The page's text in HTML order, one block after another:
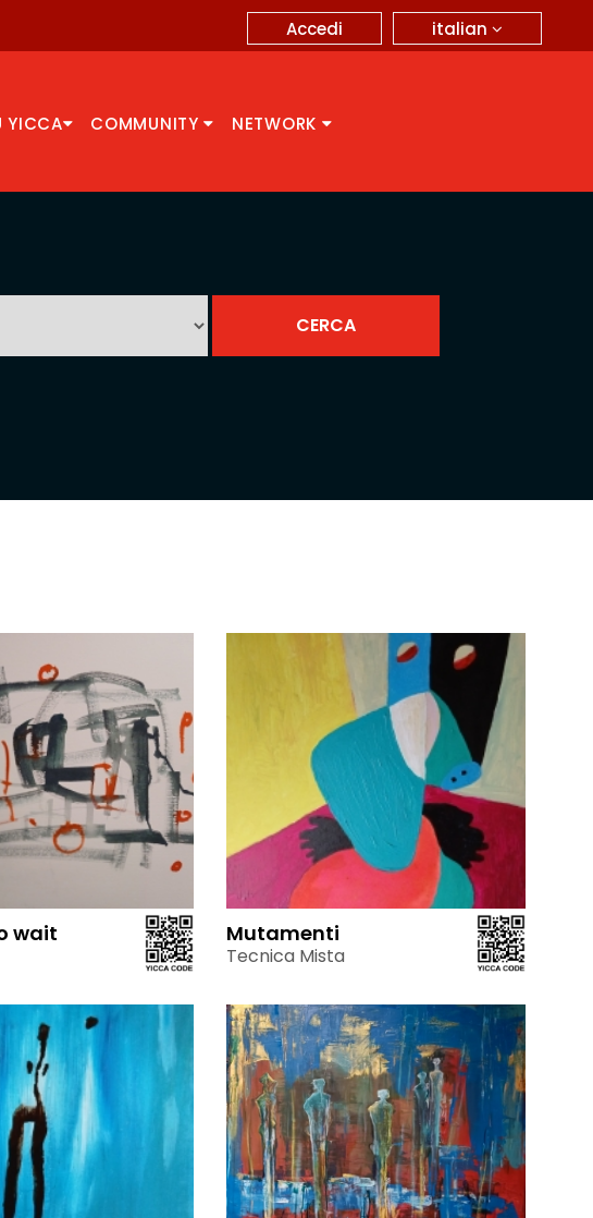
italian
Accedi
YICCA COMMUNITY NETWORK
wait Mutamenti
Tecnica Mista